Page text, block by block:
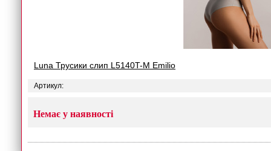
Luna Трусики слип L5140T-M Emilio
Артикул:
Немає у наявності